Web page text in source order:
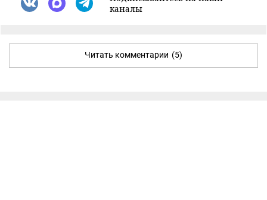
каналы
Читать комментарии (5)